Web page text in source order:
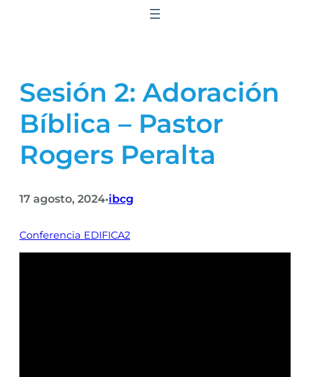
Sesión 2: Adoración
Bíblica – Pastor
Rogers Peralta
17 agosto, 2024•ibcg
Conferencia EDIFICA2